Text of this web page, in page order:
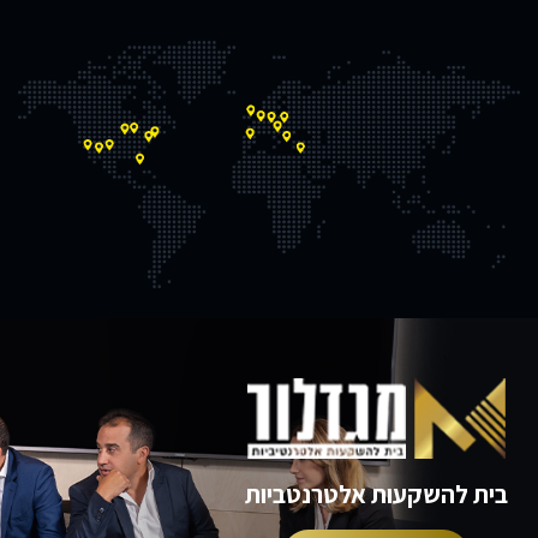
הישראלי והוביל מהלכים משמעותיים
בניהם גיוסי הון, מיזוגים ורכישות, הנפקות
ועוד. מוטי מכהן כדירקטור בחלק מהחברות
הבנות של מגדלור.
בית להשקעות אלטרנטביות